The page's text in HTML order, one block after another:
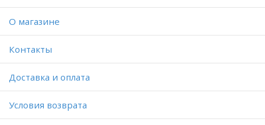
O магазине
Контакты
Доставка и оплата
Условия возврата